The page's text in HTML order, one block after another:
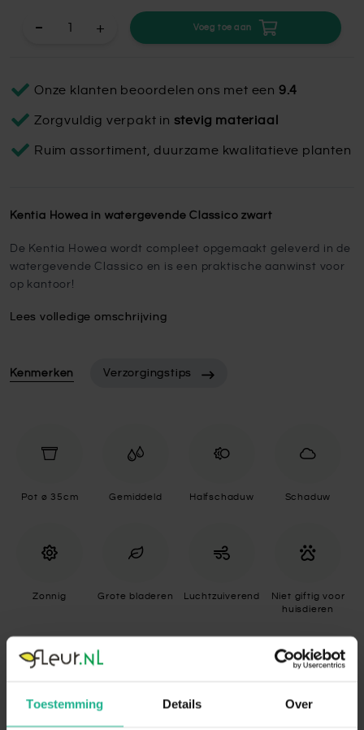
Toestemming Details Over
+ Voeg toe aan
Onze klanten beoordelen ons met een 9.4
Zorgvuldig verpakt in stevig materiaal
Ruim assortiment, duurzame kwalitatieve planten
Kentia Howea in watergevende Classico zwart
De Kentia Howea wordt compleet opgemaakt geleverd in de
watergevende Classico en is een praktische aanwinst voor
op kantoor!
Lees volledige omschrijving
Kenmerken Verzorgingstips
Pot ø 35cm Gemiddeld Halfschaduw Schaduw
Zonnig Grote bladeren Luchtzuiverend
Niet giftig voor
huisdieren
Standplaats Halfschaduw, Schaduw, Zonnig